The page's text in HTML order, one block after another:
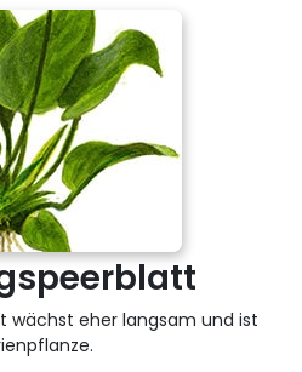
wächst eher langsam und ist